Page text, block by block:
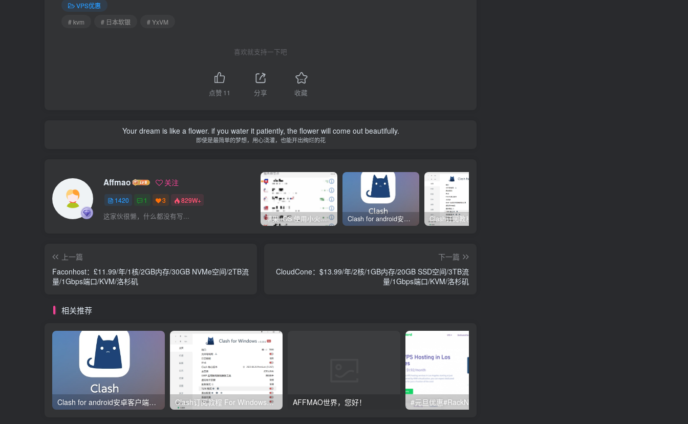
VPS优惠
# kvm
# 日本软银 # YxVM
喜欢就支持一下吧
点赞 11 分享 收藏
Your dream is like a flower. if you water it patiently, the flower will come out beautifully.
即使是最简单的梦想，用心浇灌，也能开出绚烂的花
Affmao 关注
1420 1 3 829W+
这家伙很懒，什么都没有写... 苹果 iOS 使用小火箭(shadowrocket)新手教程 Clash for android安卓客户端保姆级新手使用教程
上一篇
Faconhost：£11.99/年/1核/2GB内存/30GB NVMe空间/2TB流
量/1Gbps端口/KVM/洛杉矶
下一篇
CloudCone：$13.99/年/2核/1GB内存/20GB SSD空间/3TB流
量/1Gbps端口/KVM/洛杉矶
相关推荐
Clash for android安卓客户端保姆级新手使用教程 Clash订阅教程 For Windows中文使用图文教程 AFFMAO世界，您好！